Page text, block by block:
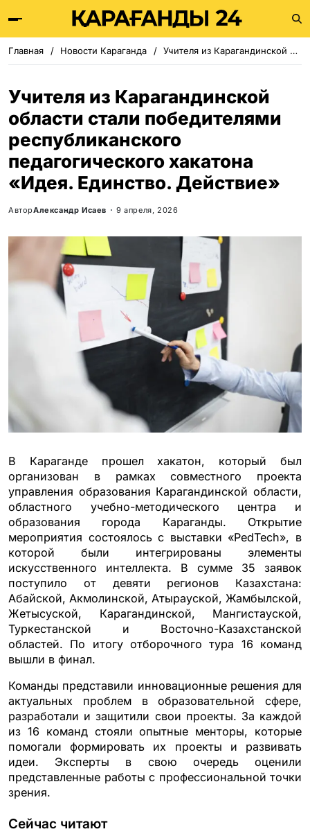
Главная Новости Караганда Учителя из Карагандинской области стали победителями республиканского педагогического хакатона «Идея. Единство. Действие»
Учителя из Карагандинской
области стали победителями
республиканского
педагогического хакатона
«Идея. Единство. Действие»
АвторАлександр Исаев 9 апреля, 2026
В Караганде прошел хакатон, который был
организован в рамках совместного проекта
управления образования Карагандинской области,
областного учебно-методического центра и
образования города Караганды. Открытие
мероприятия состоялось с выставки «PedTech», в
которой были интегрированы элементы
искусственного интеллекта. В сумме 35 заявок
поступило от девяти регионов Казахстана:
Абайской, Акмолинской, Атырауской, Жамбылской,
Жетысуской, Карагандинской, Мангистауской,
Туркестанской и Восточно-Казахстанской
областей. По итогу отборочного тура 16 команд
вышли в финал.
Команды представили инновационные решения для
актуальных проблем в образовательной сфере,
разработали и защитили свои проекты. За каждой
из 16 команд стояли опытные менторы, которые
помогали формировать их проекты и развивать
идеи. Эксперты в свою очередь оценили
представленные работы с профессиональной точки
зрения.
Сейчас читают